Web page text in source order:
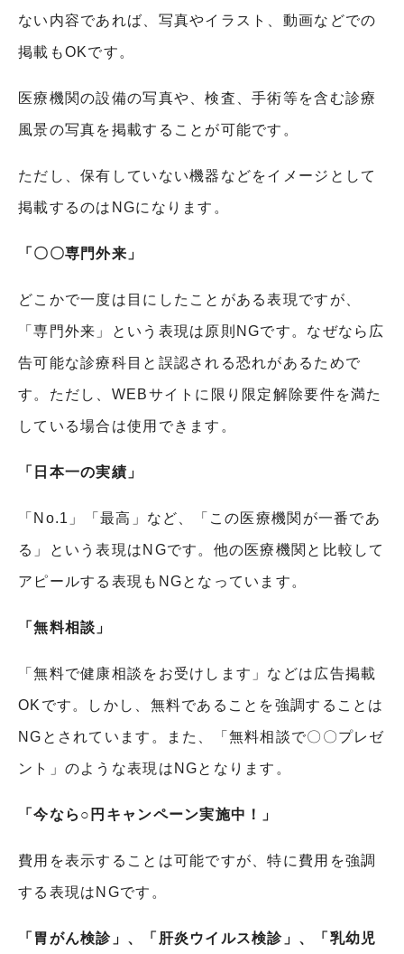
ない内容であれば、写真やイラスト、動画などでの
掲載もOKです。
医療機関の設備の写真や、検査、手術等を含む診療
風景の写真を掲載することが可能です。
ただし、保有していない機器などをイメージとして
掲載するのは NGになります。
「〇〇専門外来」
どこかで一度は目にしたことがある表現ですが、
「専門外来」という表現は原則 NGです。なぜなら広
告可能な診療科目と誤認される恐れがあるためで
す。ただし、 WEBサイトに限り限定解除要件を満た
している場合は使用できます。
「日本一の実績」
「 No.1 」「最高」など、「この医療機関が一番であ
る」という表現は NGです。他の医療機関と比較して
アピールする表現も NGとなっています。
「無料相談」
「無料で健康相談をお受けします」などは広告掲載
OK です。しかし、無料であることを強調することは
NG とされています。また、「無料相談で〇〇プレゼ
ント」のような表現は NGとなります。
「今なら○円キャンペーン実施中！」
費用を表示することは可能ですが、特に費用を強調
する表現は NGです。
「胃がん検診」、「肝炎ウイルス検診」、「乳幼児